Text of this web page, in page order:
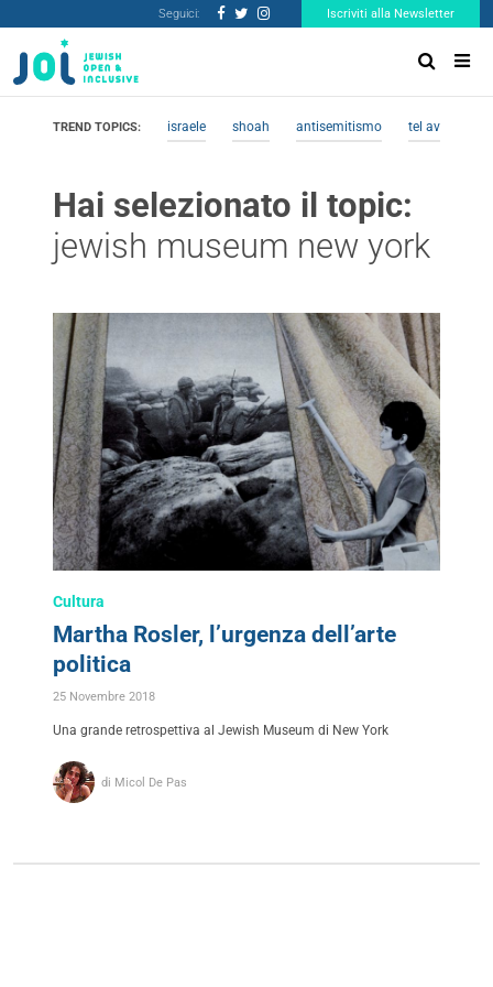
Seguici: Iscriviti alla Newsletter
TREND TOPICS: israele shoah antisemitismo tel aviv
Hai selezionato il topic:
jewish museum new york
Cultura
Martha Rosler, l’urgenza dell’arte
politica
25 Novembre 2018
Una grande retrospettiva al Jewish Museum di New York
di Micol De Pas